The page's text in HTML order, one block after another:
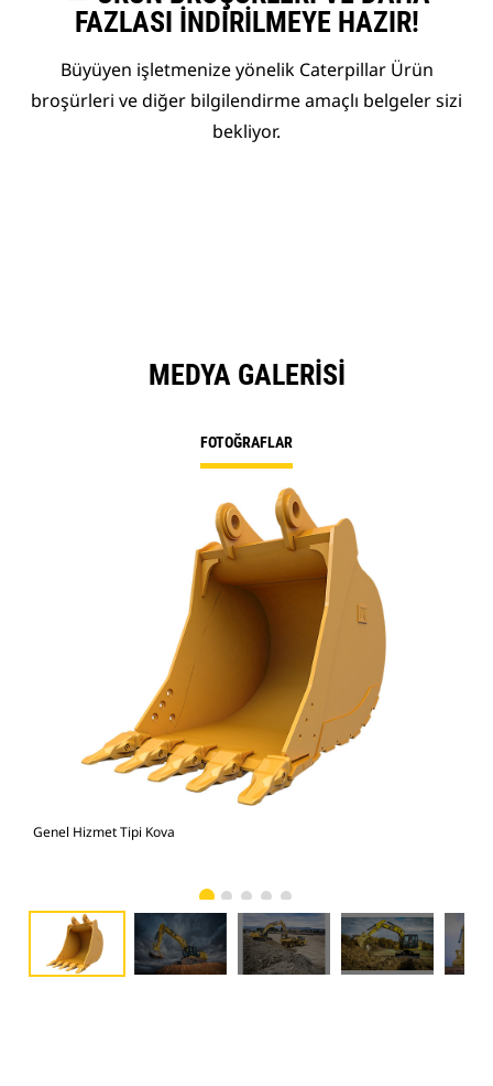
FAZLASI İNDIRILMEYE HAZIR!
Büyüyen işletmenize yönelik Caterpillar Ürün
broşürleri ve diğer bilgilendirme amaçlı belgeler sizi
bekliyor.
MEDYA GALERISI
FOTOĞRAFLAR
Genel Hizmet Tipi Kova